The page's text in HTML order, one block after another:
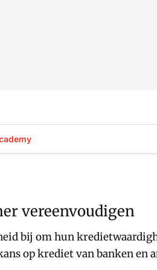
vereenvoudigen
bij om hun
op krediet van banken